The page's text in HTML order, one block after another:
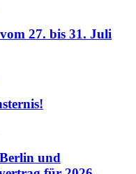
27. bis 31. Juli
und